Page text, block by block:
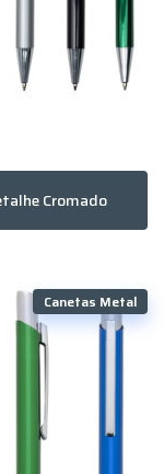
Cromado
Canetas Metal